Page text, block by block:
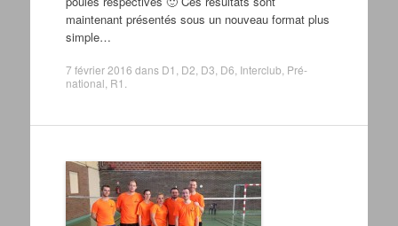
maintenant présentés sous un nouveau format plus
simple…
7 février 2016 dans D1 D2 D3 D6 Interclub Pré-
national R1